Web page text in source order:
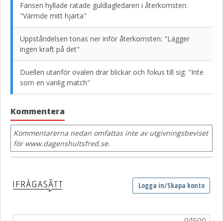
Fansen hyllade ratade guldlagledaren i återkomsten:
"Värmde mitt hjärta"
Uppståndelsen tonas ner inför återkomsten: "Lägger
ingen kraft på det"
Duellen utanför ovalen drar blickar och fokus till sig: "Inte
som en vanlig match"
Kommentera
Kommentarerna nedan omfattas inte av utgivningsbeviset
för www.dagenshultsfred.se.